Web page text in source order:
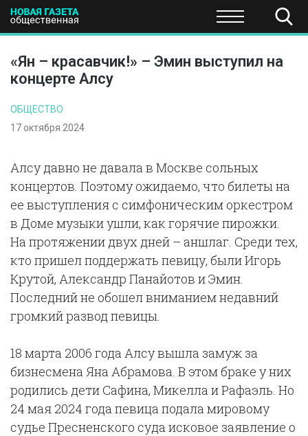
ПОЛИТИКА ЭКОНОМИКА НАУКА И
«Ян – красавчик!» – Эмин выступил на
концерте Алсу
ОБЩЕСТВО
17 октября 2024
Алсу давно не давала в Москве сольных
концертов. Поэтому ожидаемо, что билеты на
ее выступления с симфоническим оркестром
в Доме музыки ушли, как горячие пирожки.
На протяжении двух дней – аншлаг. Среди тех,
кто пришел поддержать певицу, были Игорь
Крутой, Александр Панайотов и Эмин.
Последний не обошел вниманием недавний
громкий развод певицы.
18 марта 2006 года Алсу вышла замуж за
бизнесмена Яна Абрамова. В этом браке у них
родились дети Сафина, Микелла и Рафаэль. Но
24 мая 2024 года певица подала мировому
судье Пресненского суда исковое заявление о